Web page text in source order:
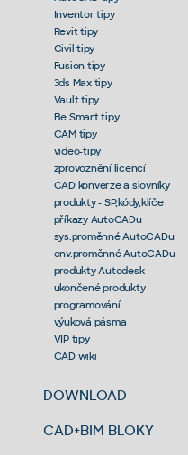
Inventor tipy
Revit tipy
Civil tipy
Fusion tipy
3ds Max tipy
Vault tipy
Be.Smart tipy
CAM tipy
video-tipy
zprovoznění licencí
CAD konverze a slovníky
produkty - SP,kódy,klíče
příkazy AutoCADu
sys.proměnné AutoCADu
env.proměnné AutoCADu
produkty Autodesk
ukončené produkty
programování
výuková pásma
VIP tipy
CAD wiki
DOWNLOAD
CAD+BIM BLOKY